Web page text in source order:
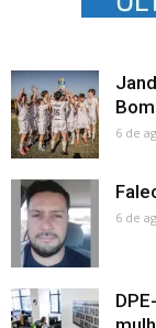
6 de
6 de